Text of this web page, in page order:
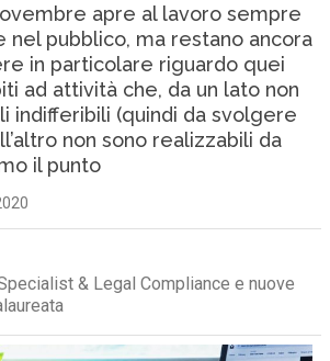
apre al lavoro sempre
nel pubblico, ma restano ancora
in particolare riguardo quei
ad attività che, da un lato non
indifferibili (quindi da svolgere
non sono realizzabili da
il punto
& Legal Compliance e nuove